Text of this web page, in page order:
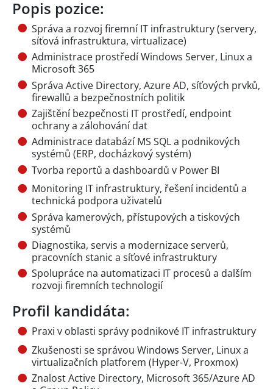
Popis pozice:
Správa a rozvoj firemní IT infrastruktury (servery,
síťová infrastruktura, virtualizace)
Administrace prostředí Windows Server, Linux a
Microsoft 365
Správa Active Directory, Azure AD, síťových prvků,
firewallů a bezpečnostních politik
Zajištění bezpečnosti IT prostředí, endpoint
ochrany a zálohování dat
Administrace databází MS SQL a podnikových
systémů (ERP, docházkový systém)
Tvorba reportů a dashboardů v Power BI
Monitoring IT infrastruktury, řešení incidentů a
technická podpora uživatelů
Správa kamerových, přístupových a tiskových
systémů
Diagnostika, servis a modernizace serverů,
pracovních stanic a síťové infrastruktury
Spolupráce na automatizaci IT procesů a dalším
rozvoji firemních technologií
Profil kandidáta:
Praxi v oblasti správy podnikové IT infrastruktury
Zkušenosti se správou Windows Server, Linux a
virtualizačních platforem (Hyper-V, Proxmox)
Znalost Active Directory, Microsoft 365/Azure AD